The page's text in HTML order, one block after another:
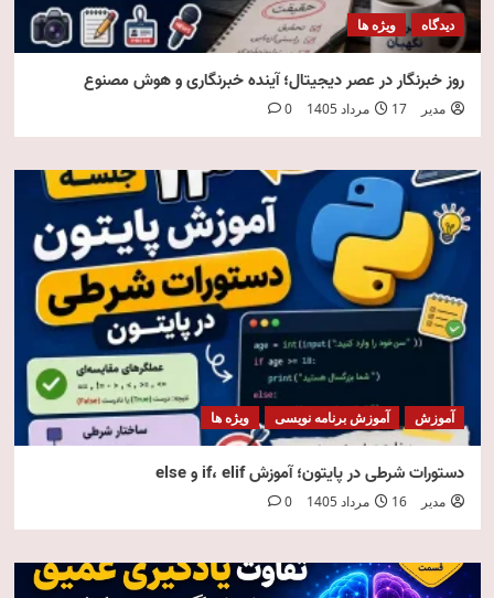
دیدگاه ویژه ها
روز خبرنگار در عصر دیجیتال؛ آینده خبرنگاری و هوش مصنوع
مدیر 17 مرداد 1405 0
آموزش آموزش برنامه نویسی ویژه ها
دستورات شرطی در پایتون؛ آموزش if، elif و else
مدیر 16 مرداد 1405 0